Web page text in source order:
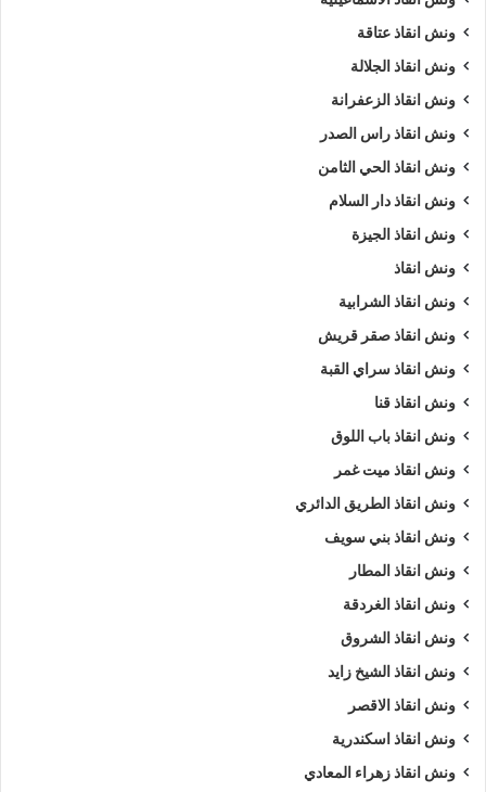
ونش انقاذ عتاقة
ونش انقاذ الجلالة
ونش انقاذ الزعفرانة
ونش انقاذ راس الصدر
ونش انقاذ الحي الثامن
ونش انقاذ دار السلام
ونش انقاذ الجيزة
ونش انقاذ
ونش انقاذ الشرابية
ونش انقاذ صقر قريش
ونش انقاذ سراي القبة
ونش انقاذ قنا
ونش انقاذ باب اللوق
ونش انقاذ ميت غمر
ونش انقاذ الطريق الدائري
ونش انقاذ بني سويف
ونش انقاذ المطار
ونش انقاذ الغردقة
ونش انقاذ الشروق
ونش انقاذ الشيخ زايد
ونش انقاذ الاقصر
ونش انقاذ اسكندرية
ونش انقاذ زهراء المعادي